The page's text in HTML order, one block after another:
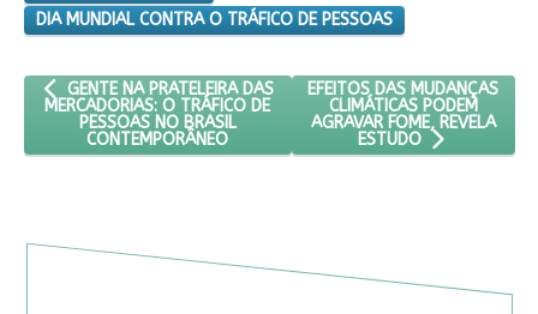
DIA MUNDIAL CONTRA O TRÁFICO DE PESSOAS
ARTIGO ANTERIOR: GENTE NA PRATELEIRA DAS MERCADORIAS:
GENTE NA PRATELEIRA DAS
MERCADORIAS: O TRÁFICO DE
PESSOAS NO BRASIL
CONTEMPORÂNEO
PRÓXIMO ARTIGO: EFEITOS
EFEITOS DAS MUDANÇAS
CLIMÁTICAS PODEM
AGRAVAR FOME, REVELA
ESTUDO